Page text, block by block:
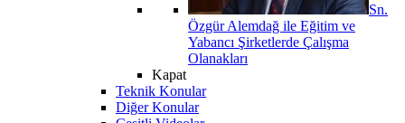
Sn.
Özgür Alemdağ ile Eğitim ve
Yabancı Şirketlerde Çalışma
Olanakları
Kapat
Teknik Konular
Diğer Konular